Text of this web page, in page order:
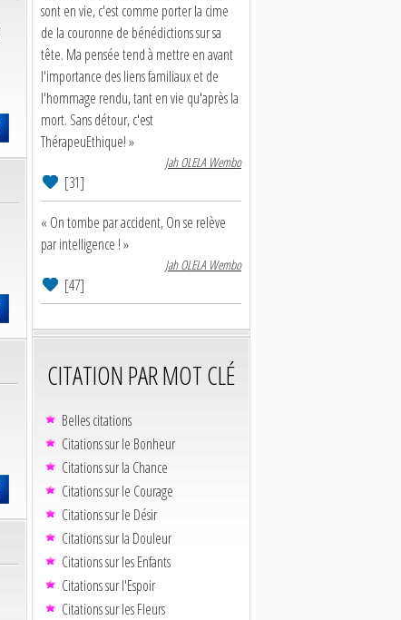
sont en vie, c'est comme porter la cime
de la couronne de bénédictions sur sa
tête. Ma pensée tend à mettre en avant
l'importance des liens familiaux et de
l'hommage rendu, tant en vie qu'après la
mort. Sans détour, c'est
ThérapeuEthique! »
Jah OLELA Wembo
[31]
« On tombe par accident, On se relève
par intelligence ! »
Jah OLELA Wembo
[47]
CITATION PAR MOT CLÉ
Belles citations
Citations sur le Bonheur
Citations sur la Chance
Citations sur le Courage
Citations sur le Désir
Citations sur la Douleur
Citations sur les Enfants
Citations sur l'Espoir
Citations sur les Fleurs